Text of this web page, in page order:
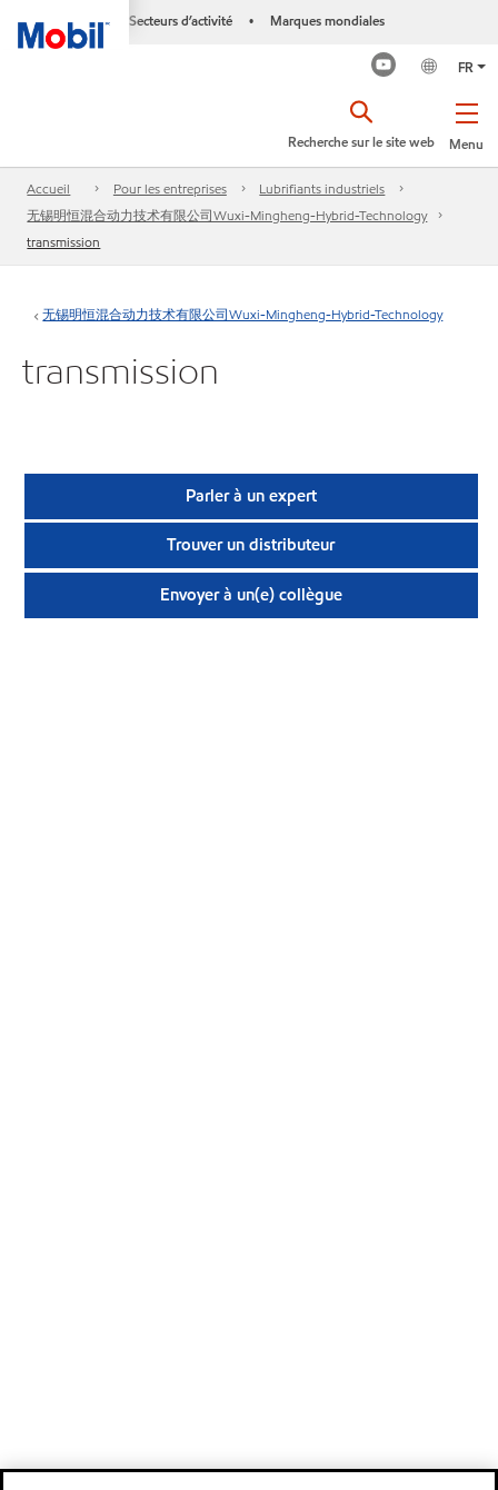
Secteurs d’activité • Marques mondiales
FR
Menu
Recherche sur le site web
Accueil Pour les entreprises
Lubrifiants industriels
无锡明恒混合动力技术有限公司Wuxi-Mingheng-Hybrid-Technology
transmission
无锡明恒混合动力技术有限公司Wuxi-Mingheng-Hybrid-Technology
transmission
Parler à un expert
Trouver un distributeur
Envoyer à un(e) collègue